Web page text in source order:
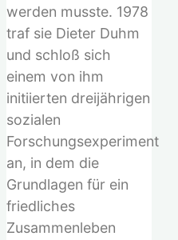
werden musste. 1978
traf sie Dieter Duhm
und schloß sich
einem von ihm
initiierten dreijährigen
sozialen
Forschungsexperiment
an, in dem die
Grundlagen für ein
friedliches
Zusammenleben